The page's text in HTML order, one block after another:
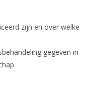
zijn en over welke
gegeven in